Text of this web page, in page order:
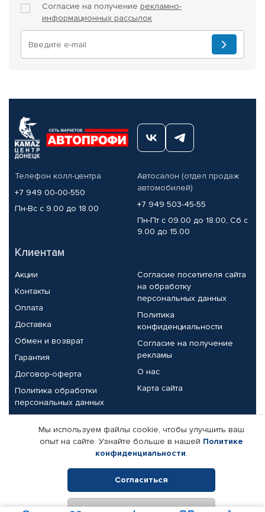
Согласие на получение рекламно-
информационных рассылок
Телефон колл-центра
+7 949 00-00-550
Пн-Вс с 9.00 до 18.00
Автосалон (отдел продаж
автомобилей)
+7 949 503-45-55
Пн-Пт с 09.00 до 18.00, Сб с
9.00 до 15.00
Клиентам
Акции
Контакты
Оплата
Доставка
Обмен и возврат
Гарантия
Договор-оферта
Политика обработки
персональных данных
Согласие посетителя сайта
на обработку
персональных данных
Политика
конфиденциальности
Согласие на получение
рекламы
О нас
Карта сайта
Партнерам
Корпоративным клиентам
Поставщикам
Реквизиты компании
Мы используем файлы cookie, чтобы улучшить ваш
опыт на сайте. Узнайте больше в нашей Политике
конфиденциальности.
Согласиться
Отклонить